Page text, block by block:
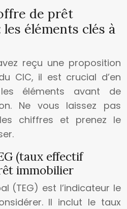
de prêt
éléments clés à
reçu une proposition
CIC, il est crucial d’en
éléments avant de
Ne vous laissez pas
chiffres et prenez le
(taux effectif
immobilier
(TEG) est l’indicateur le
Il inclut le taux